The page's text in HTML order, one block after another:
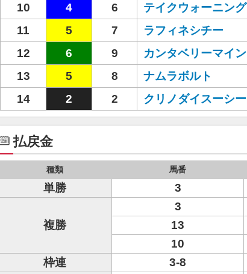
10
4 6 テイクウォーニング
11
5 7 ラフィネシチー
12
6 9 カンタベリーマイン
13
5 8 ナムラボルト
14
2 2 クリノダイスーシー
払戻金
種類 馬番
単勝 3
複勝
3
13
10
枠連
3-8